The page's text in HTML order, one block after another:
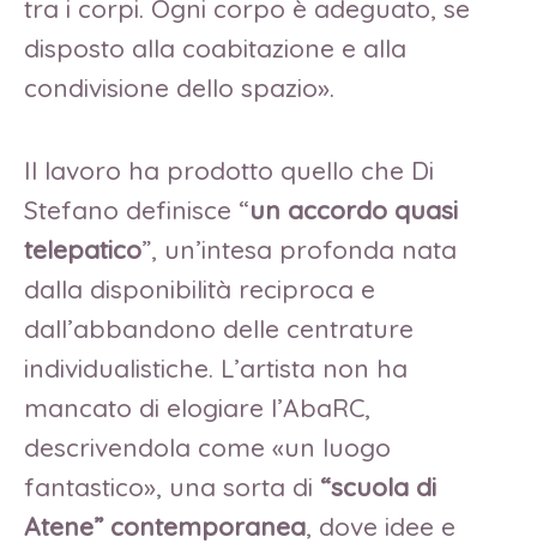
tra i corpi. Ogni corpo è adeguato, se
disposto alla coabitazione e alla
condivisione dello spazio».
Il lavoro ha prodotto quello che Di
Stefano definisce “un accordo quasi
telepatico”, un’intesa profonda nata
dalla disponibilità reciproca e
dall’abbandono delle centrature
individualistiche. L’artista non ha
mancato di elogiare l’AbaRC,
descrivendola come «un luogo
fantastico», una sorta di “scuola di
Atene” contemporanea, dove idee e